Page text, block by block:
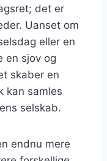
det er
Uanset om
eller en
en sjov og
skaber en
kan samles
selskab.
endnu mere